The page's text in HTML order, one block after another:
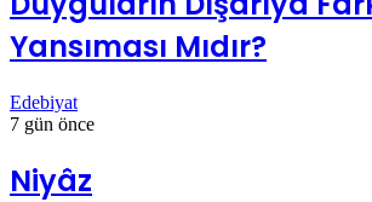
Yansıması Mıdır?
Edebiyat
7 gün önce
Niyâz